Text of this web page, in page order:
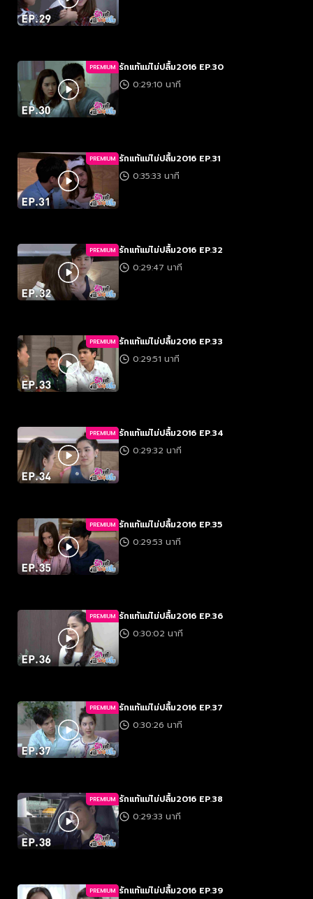
PREMIUM รักแท้แม่ไม่ปลื้ม2016 EP.30
0:29:10 นาที
PREMIUM รักแท้แม่ไม่ปลื้ม2016 EP.31
0:35:33 นาที
PREMIUM รักแท้แม่ไม่ปลื้ม2016 EP.32
0:29:47 นาที
PREMIUM รักแท้แม่ไม่ปลื้ม2016 EP.33
0:29:51 นาที
PREMIUM รักแท้แม่ไม่ปลื้ม2016 EP.34
0:29:32 นาที
PREMIUM รักแท้แม่ไม่ปลื้ม2016 EP.35
0:29:53 นาที
PREMIUM รักแท้แม่ไม่ปลื้ม2016 EP.36
0:30:02 นาที
PREMIUM รักแท้แม่ไม่ปลื้ม2016 EP.37
0:30:26 นาที
PREMIUM รักแท้แม่ไม่ปลื้ม2016 EP.38
0:29:33 นาที
PREMIUM รักแท้แม่ไม่ปลื้ม2016 EP.39